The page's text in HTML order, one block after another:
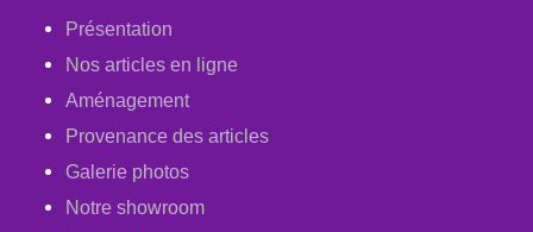
Présentation
Nos articles en ligne
Aménagement
Provenance des articles
Galerie photos
Notre showroom